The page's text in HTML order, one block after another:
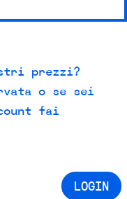
prezzi?
o se sei
fai
LOGIN